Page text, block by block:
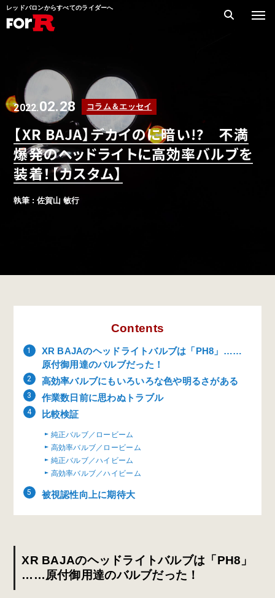
レッドバロンからすべてのライダーへ
2022.02.28 コラム＆エッセイ
【XR BAJA】デカイのに暗い!? 不満
爆発のヘッドライトに高効率バルブを
装着！【カスタム】
執筆 : 佐賀山 敏行
Contents
XR BAJAのヘッドライトバルブは「PH8」……
原付御用達のバルブだった！
高効率バルブにもいろいろな色や明るさがある
作業数日前に思わぬトラブル
比較検証
純正バルブ／ロービーム
高効率バルブ／ロービーム
純正バルブ／ハイビーム
高効率バルブ／ハイビーム
被視認性向上に期待大
XR BAJAのヘッドライトバルブは「PH8」
……原付御用達のバルブだった！